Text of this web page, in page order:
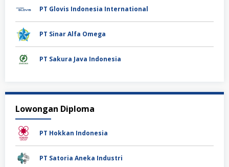
PT Glovis Indonesia International
PT Sinar Alfa Omega
PT Sakura Java Indonesia
Lowongan Diploma
PT Hokkan Indonesia
PT Satoria Aneka Industri